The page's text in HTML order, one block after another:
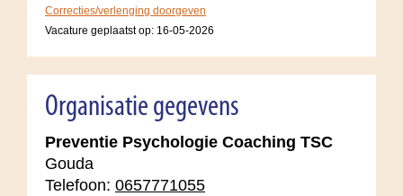
Correcties/verlenging doorgeven
Vacature geplaatst op: 16-05-2026
Organisatie gegevens
Preventie Psychologie Coaching TSC
Gouda
Telefoon: 0657771055